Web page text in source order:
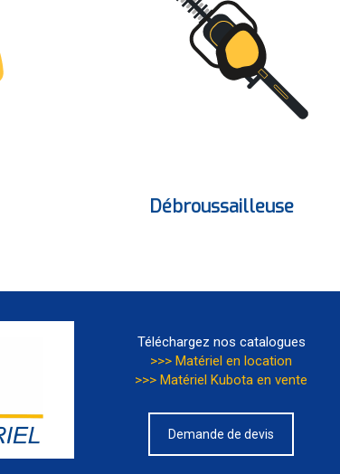
Débroussailleuse
Téléchargez nos catalogues
>>> Matériel en location
>>> Matériel Kubota en vente
Demande de devis